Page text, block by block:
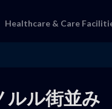
Healthcare & Care
ルル街並み